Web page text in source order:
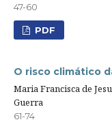
47-60
PDF
O risco climático
Maria Francisca de
Guerra
61-74